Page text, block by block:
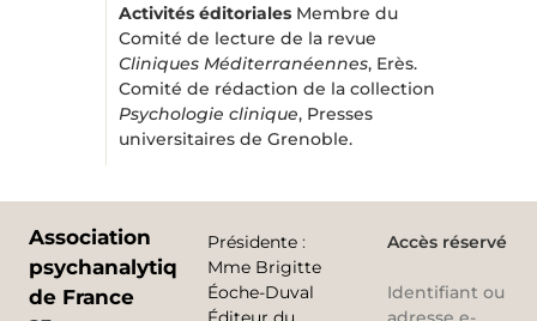
Activités éditoriales Membre du
Comité de lecture de la revue
Cliniques Méditerranéennes, Erès.
Comité de rédaction de la collection
Psychologie clinique, Presses
universitaires de Grenoble.
Association
psychanalytique
de France
Présidente :
Mme Brigitte
Éoche-Duval
Accès réservé
Identifiant ou